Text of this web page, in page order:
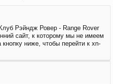
Рэйндж Ровер - Range Rover
сайт, к которому мы не имеем
ниже, чтобы перейти к xn-